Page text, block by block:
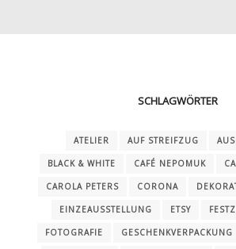
SCHLAGWÖRTER
ATELIER AUF STREIFZUG
BLACK & WHITE CAFÉ NEPOMUK
CAROLA PETERS CORONA
EINZEAUSSTELLUNG ETSY
FOTOGRAFIE GESCHENKVERPACKUNG